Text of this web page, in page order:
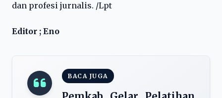
dan profesi jurnalis. /Lpt
Editor ; Eno
BACA JUGA